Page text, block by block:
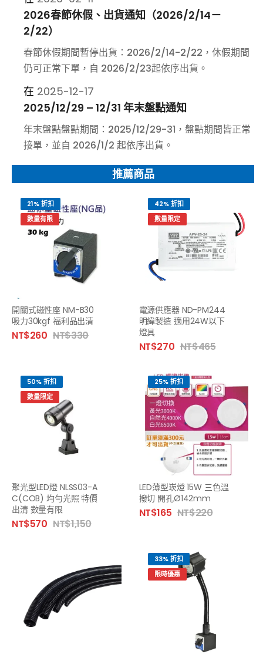
2026春節休假、出貨通知（2026/2/14－
2/22）
春節休假期間暫停出貨：2026/2/14-2/22，休假期間
仍可正常下單，自 2026/2/23起依序出貨。
2025-12-17
2025/12/29 – 12/31 年末盤點通知
年末盤點盤點期間：2025/12/29-31，盤點期間皆正常
接單，並自 2026/1/2 起依序出貨。
推薦商品
21% 折扣
數量有限
開關式磁性座 NM-B30
吸力30kgf 福利品出清
NT$260 NT$330
42% 折扣
數量限定
電源供應器 ND-PM244
明緯製造 適用24W以下
燈具
NT$270 NT$465
50% 折扣
數量限定
聚光型LED燈 NLSS03-A
C(COB) 均勻光照 特價
出清 數量有限
NT$570 NT$1,150
25% 折扣
LED薄型崁燈 15W 三色溫
撥切 開孔Ø142mm
NT$165 NT$220
33% 折扣
限時優惠